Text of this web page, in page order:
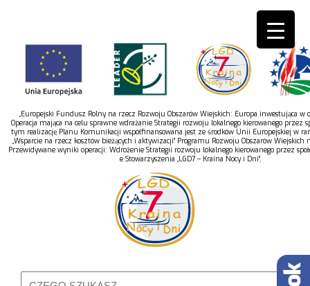
„Europejski Fundusz Rolny na rzecz Rozwoju Obszarów Wiejskich: Europa inwestująca w
Operacja mająca na celu sprawne wdrażanie Strategii rozwoju lokalnego kierowanego przez
tym realizację Planu Komunikacji współfinansowana jest ze środków Unii Europejskiej w
„Wsparcie na rzecz kosztów bieżących i aktywizacji” Programu Rozwoju Obszarów Wiejskich
Przewidywane wyniki operacji: Wdrożenie Strategii rozwoju lokalnego kierowanego przez
e Stowarzyszenia „LGD7 – Kraina Nocy i Dni”,